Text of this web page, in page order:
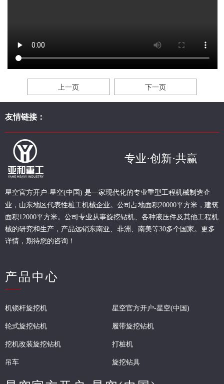
上一页 下一页
友情链接：
专业·创新·共赢
星空官方开户-星空(中国) 是一家现代化的专业重型工程机械制造企
业，山东地区代表性桩工机械企业。 公司占地面积20000平方米，建筑
面积12000平方米。公司专业从事旋挖钻机、各种液压件及其他工程机
械的研究和生产，产品远销东南亚、非洲、南美等30多个国家。更多
详情，期待您的咨询！
产品中心
机锁杆旋挖机 星空官方开户-星空(中国)
轮式旋挖钻机 履带旋挖钻机
挖机改装旋挖钻机 打桩机
吊车 旋挖钻具